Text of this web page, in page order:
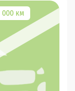
000 км